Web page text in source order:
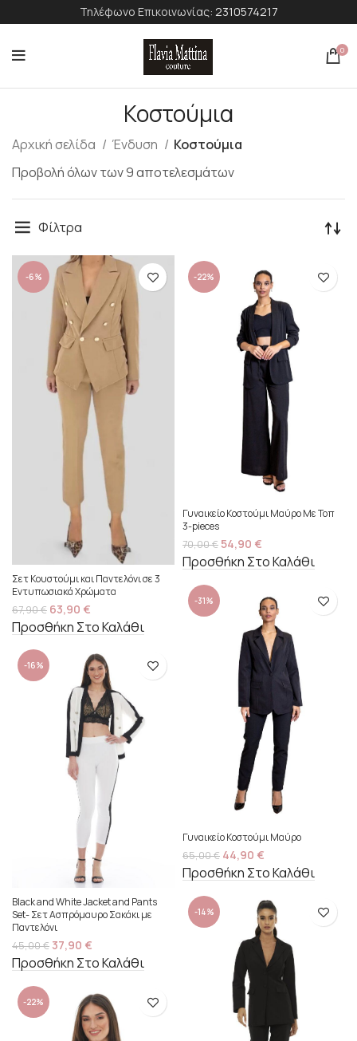
Τηλέφωνο Επικοινωνίας: 2310574217
0
Κοστούμια
Αρχική σελίδα Ένδυση
Κοστούμια
Προβολή όλων των 9 αποτελεσμάτων
Φίλτρα
-6%
Σετ Κουστούμι και Παντελόνι σε 3
Εντυπωσιακά Χρώματα
67,90€ 63,90 €
Προσθήκη Στο Καλάθι
-22%
Γυναικείο Κοστούμι Μαύρο Με Τοπ
3-pieces
70,00€54,90 €
Προσθήκη Στο Καλάθι
-31%
Γυναικείο Κοστούμι Μαύρο
65,00€ 44,90 €
Προσθήκη Στο Καλάθι
-16%
Black and White Jacket and Pants
Set- Σετ Ασπρόμαυρο Σακάκι με
Παντελόνι
45,00€ 37,90 €
Προσθήκη Στο Καλάθι
-14%
-22%